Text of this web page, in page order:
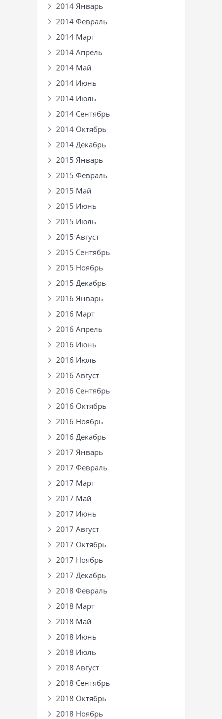
2014 Январь
2014 Февраль
2014 Март
2014 Апрель
2014 Май
2014 Июнь
2014 Июль
2014 Сентябрь
2014 Октябрь
2014 Декабрь
2015 Январь
2015 Февраль
2015 Май
2015 Июнь
2015 Июль
2015 Август
2015 Сентябрь
2015 Ноябрь
2015 Декабрь
2016 Январь
2016 Март
2016 Апрель
2016 Июнь
2016 Июль
2016 Август
2016 Сентябрь
2016 Октябрь
2016 Ноябрь
2016 Декабрь
2017 Январь
2017 Февраль
2017 Март
2017 Май
2017 Июнь
2017 Август
2017 Октябрь
2017 Ноябрь
2017 Декабрь
2018 Февраль
2018 Март
2018 Май
2018 Июнь
2018 Июль
2018 Август
2018 Сентябрь
2018 Октябрь
2018 Ноябрь